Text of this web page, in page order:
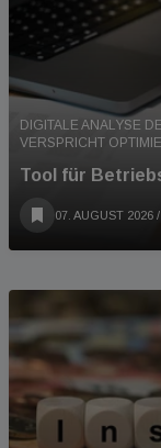
DIGITALE ANALYSE
VERSPRICHT
Tool für
07. AUGUST 2026